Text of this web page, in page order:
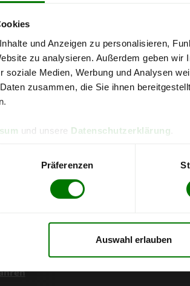
und Anzeigen zu personalisieren,
zu analysieren. Außerdem geben wir
soziale Medien, Werbung und Analysen
zusammen, die Sie ihnen
und unsere Datenschutzerklärung
Präferenzen
Auswahl erlauben
kostenlose
direkt online bestellen
aktuellen Stand